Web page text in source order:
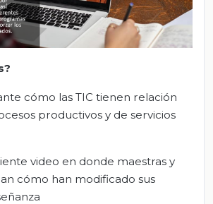
cómo las TIC tienen relación
productivos y de servicios
video en donde maestras y
cómo han modificado sus